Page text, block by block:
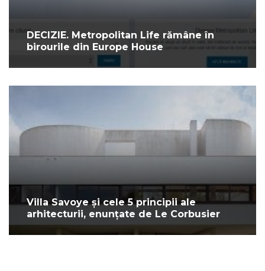
DECIZIE. Metropolitan Life rămâne în
birourile din Europe House
Villa Savoye și cele 5 principii ale
arhitecturii, enunțate de Le Corbusier